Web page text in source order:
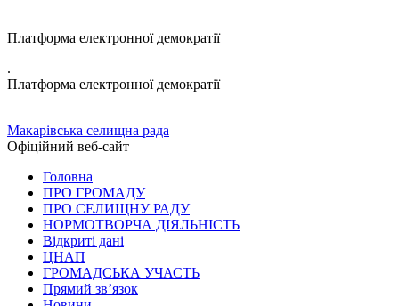
Платформа електронної демократії
.
Платформа електронної демократії
Макарівська селищна рада
Офіційний веб-сайт
Головна
ПРО ГРОМАДУ
ПРО СЕЛИЩНУ РАДУ
НОРМОТВОРЧА ДІЯЛЬНІСТЬ
Відкриті дані
ЦНАП
ГРОМАДСЬКА УЧАСТЬ
Прямий зв’язок